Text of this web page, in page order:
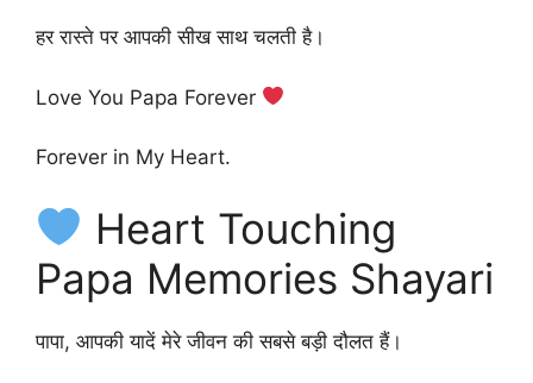
हर रास्ते पर आपकी सीख साथ चलती है।
Love You Papa Forever
Forever in My Heart.
Heart Touching
Papa Memories Shayari
पापा, आपकी यादें मेरे जीवन की सबसे बड़ी दौलत हैं।